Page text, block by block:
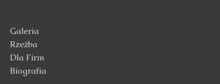
Galeria
Rzeźba
Dla Firm
Biografia